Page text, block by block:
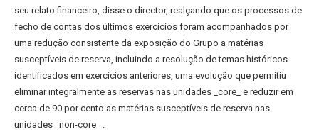
seu relato financeiro, disse o director, realçando que os processos de
fecho de contas dos últimos exercícios foram acompanhados por
uma redução consistente da exposição do Grupo a matérias
susceptíveis de reserva, incluindo a resolução de temas históricos
identificados em exercícios anteriores, uma evolução que permitiu
eliminar integralmente as reservas nas unidades _core_ e reduzir em
cerca de 90 por cento as matérias susceptíveis de reserva nas
unidades _non-core_ .